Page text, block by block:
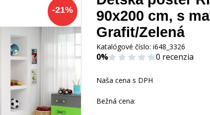
-21%
90x200 cm, s
Grafit/Zelená
Katalógové číslo: i648_3326
0% 0 recenzia
Naša cena s DPH
Bežná cena: